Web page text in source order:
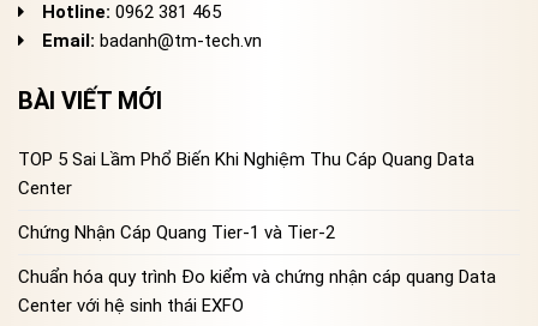
Hotline: 0962 381 465
Email: badanh@tm-tech.vn
BÀI VIẾT MỚI
TOP 5 Sai Lầm Phổ Biến Khi Nghiệm Thu Cáp Quang Data
Center
Chứng Nhận Cáp Quang Tier-1 và Tier-2
Chuẩn hóa quy trình Đo kiểm và chứng nhận cáp quang Data
Center với hệ sinh thái EXFO